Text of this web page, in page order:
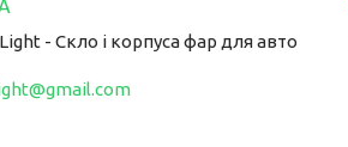
- Cкло і корпуса фар для авто